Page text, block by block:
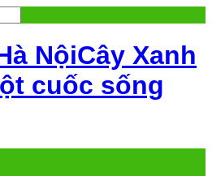
Cây Xanh
cuốc sống